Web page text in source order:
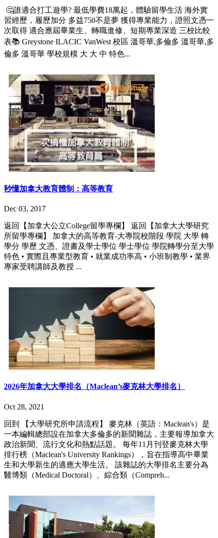
🤔誰適合打工遊學? 最低學費18萬起，體驗留學生活 海外實
習經歷，履歷加分 多益750不是夢 獲得專業能力，證照文憑一
次取得 適合應屆畢業生、轉職進修、短期專業深造 三校比較
表📚 Greystone ILACIC VanWest 校區 溫哥華,多倫多 溫哥華,多
倫多 溫哥華 學校規模 大 大 中 特色...
秒懂加拿大教育體制：高等教育
Dec 03, 2017
返回【加拿大公立College留學專欄】 返回【加拿大大學研究
所留學專欄】 加拿大的高等教育-大專院校階段 學院 大學 轉
學分 學歷 文憑、證書及學士學位 學士學位 學院轉學分至大學
特色 • 實際且專業型教育 • 就業成功率高 • 小班制教學 • 業界
專家受聘講師及教授 ...
2026年加拿大大學排名（Maclean’s麥克林大學排名）
Oct 28, 2021
回到 【大學研究所申請流程】 麥克林（英語：Maclean's）是
一本編輯總部設在加拿大多倫多的新聞雜誌，主要報導加拿大
政治新聞、流行文化和熱點話題。 每年11月刊登麥克林大學
排行榜（Maclean's University Rankings），旨在指導高中畢業
生和大學新生的適應大學生活。 該雜誌的大學排名主要分為
醫博類（Medical Doctoral）、綜合類（Compreh...